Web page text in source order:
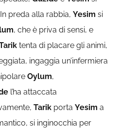
preda alla rabbia,Yesim si
, che è priva di sensi, e
tenta di placare gli animi,
ingaggia un’infermiera
Oylum,
l’ha attaccata
Tarik portaYesim a
si inginocchia per